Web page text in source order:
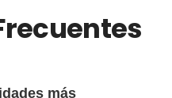
más